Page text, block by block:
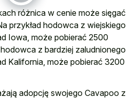
różnica w cenie może sięgać
przykład hodowca z wiejskiego
Iowa, może pobierać 2500
z bardziej zaludnionego
Kalifornia, może pobierać 3200
adopcję swojego Cavapoo z